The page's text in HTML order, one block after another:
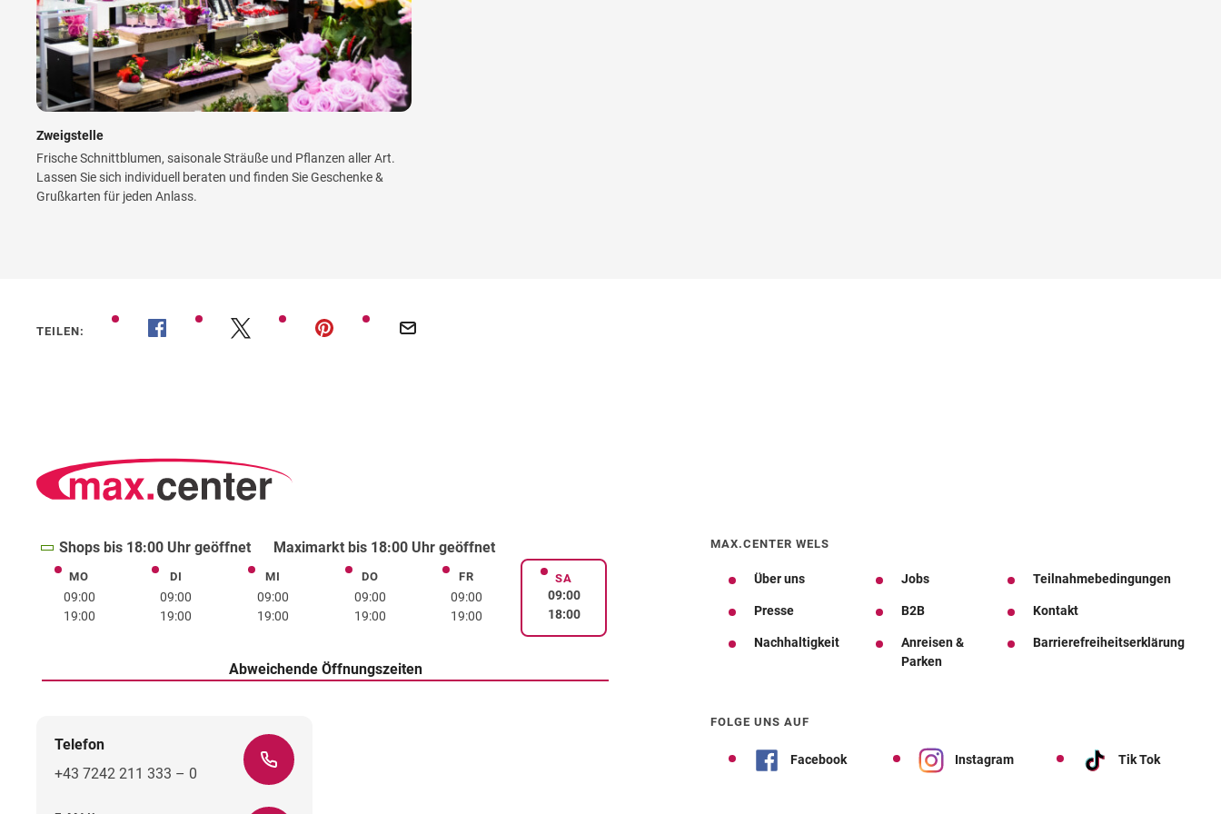
Zweigstelle
Frische Schnittblumen, saisonale Sträuße und Pflanzen aller Art.
Lassen Sie sich individuell beraten und finden Sie Geschenke &
Grußkarten für jeden Anlass.
TEILEN:
Shops bis 18:00 Uhr geöffnet Maximarkt bis 18:00 Uhr geöffnet
MOMontag
09:00
19:00
DIDienstag
09:00
19:00
MIMittwoch
09:00
19:00
DODonnerstag
09:00
19:00
FRFreitag
09:00
19:00
SASamstag
09:00
18:00
Abweichende Öffnungszeiten
Telefon
+43 7242 211 333 – 0
MAX.CENTER WELS
Über uns Jobs Teilnahmebedingungen
Presse B2B Kontakt
Nachhaltigkeit
Anreisen &
Parken
Barrierefreiheitserklärung
FOLGE UNS AUF
Facebook Instagram Tik Tok